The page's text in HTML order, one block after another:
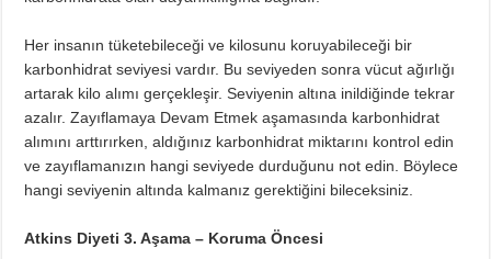
Her insanın tüketebileceği ve kilosunu koruyabileceği bir
karbonhidrat seviyesi vardır. Bu seviyeden sonra vücut ağırlığı
artarak kilo alımı gerçekleşir. Seviyenin altına inildiğinde tekrar
azalır. Zayıflamaya Devam Etmek aşamasında karbonhidrat
alımını arttırırken, aldığınız karbonhidrat miktarını kontrol edin
ve zayıflamanızın hangi seviyede durduğunu not edin. Böylece
hangi seviyenin altında kalmanız gerektiğini bileceksiniz.
Atkins Diyeti 3. Aşama – Koruma Öncesi